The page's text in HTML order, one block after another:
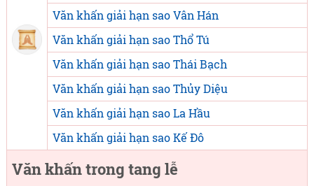
Văn khấn giải hạn sao Vân Hán
Văn khấn giải hạn sao Thổ Tú
Văn khấn giải hạn sao Thái Bạch
Văn khấn giải hạn sao Thủy Diệu
Văn khấn giải hạn sao La Hầu
Văn khấn giải hạn sao Kế Đô
Văn khấn trong tang lễ